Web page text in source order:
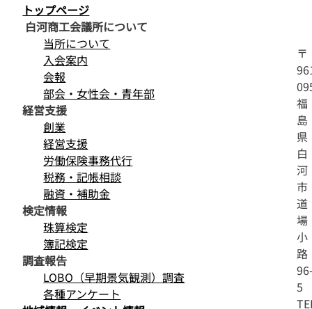
〒
福
島
県
白
河
市
道
場
小
路
5
トップページ
白河商工会議所について
当所について
入会案内
会報
部会・女性会・青年部
経営支援
創業
経営支援
労働保険事務代行
税務・記帳相談
融資・補助金
検定情報
珠算検定
簿記検定
調査報告
LOBO（早期景気観測）調査
各種アンケート